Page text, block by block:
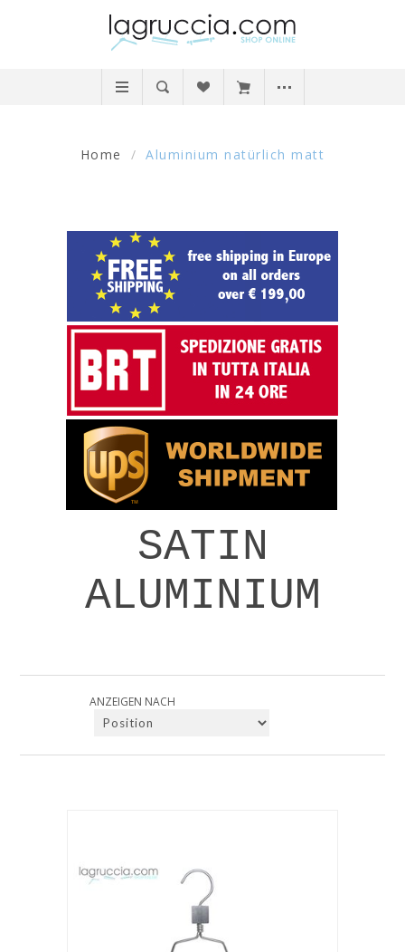
Home / Aluminium natürlich matt
SATIN
ALUMINIUM
ANZEIGEN NACH